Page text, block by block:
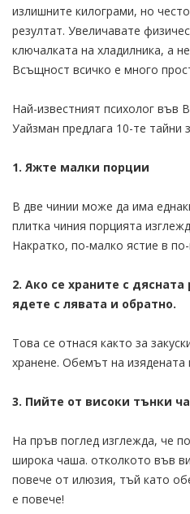
излишните килограми, но
резултат. Увеличавате
ключалката на хладилника, а
Всъщност всичко е много
Най-известният психолог във
Уайзман предлага 10-те тайни
1. Яжте малки порции
В две чинии може да има
плитка чиния порцията
Накратко, по-малко ястие в
2. Ако се храните с
ядете с лявата и обратно.
Това се отнася както за
хранене. Обемът на изядената
3. Пийте от високи тънки
На пръв поглед изглежда, че
широка чаша. отколкото във
повече от илюзия, тъй като
е повече!